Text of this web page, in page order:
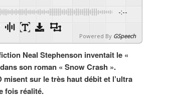
-:--
Powered By GSpeech
Neal Stephenson inventait le «
son roman « Snow Crash ».
sur le très haut débit et l’ultra
fois réalité.